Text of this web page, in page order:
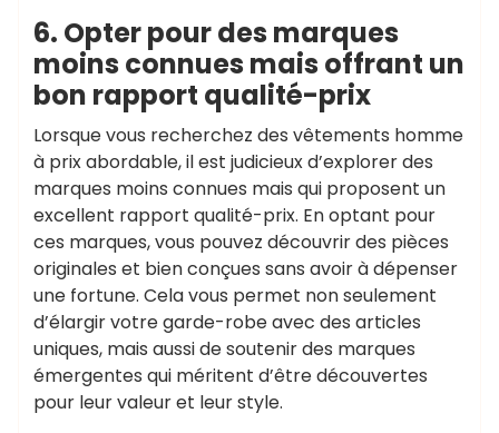
6. Opter pour des marques
moins connues mais offrant un
bon rapport qualité-prix
Lorsque vous recherchez des vêtements homme
à prix abordable, il est judicieux d’explorer des
marques moins connues mais qui proposent un
excellent rapport qualité-prix. En optant pour
ces marques, vous pouvez découvrir des pièces
originales et bien conçues sans avoir à dépenser
une fortune. Cela vous permet non seulement
d’élargir votre garde-robe avec des articles
uniques, mais aussi de soutenir des marques
émergentes qui méritent d’être découvertes
pour leur valeur et leur style.